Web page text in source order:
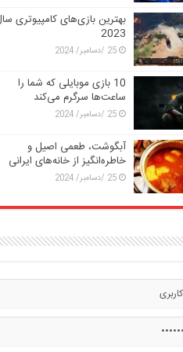
بهترین بازی‌های کامپیوتری
2023
25 /دسامبر/ 2024
10 بازی موبایلی که شما را
ساعت‌ها سرگرم می‌کند
25 /دسامبر/ 2024
آبگوشت، طعمی اصیل و
خاطره‌انگیز از خانه‌های ایرانی
25 /دسامبر/ 2024